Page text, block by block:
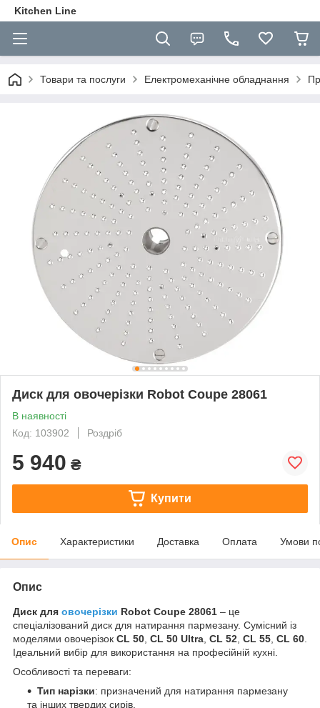
Kitchen Line
Товари та послуги Електромеханічне обладнання
Диск для овочерізки Robot Coupe 28061
В наявності
Код: 103902
Роздріб
5 940 ₴
Купити
Опис Характеристики Доставка Оплата Умови
Опис
Диск для овочерізки Robot Coupe 28061 – це
спеціалізований диск для натирання пармезану. Сумісний із
моделями овочерізок CL 50 CL 50 Ultra CL 52 CL 55 CL 60
Ідеальний вибір для використання на професійній кухні.
Особливості та переваги:
Тип нарізки: призначений для натирання пармезану
та інших твердих сирів.